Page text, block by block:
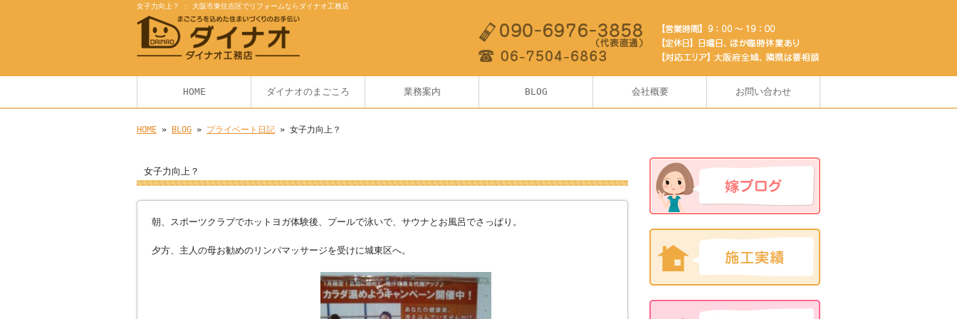
女子力向上？ : 大阪市東住吉区でリフォームならダイナオ工務店
HOME ダイナオのまごころ 業務案内 BLOG 会社概要 お問い合わせ
HOME » BLOG » プライベート日記 » 女子力向上？
女子力向上？
朝、スポーツクラブでホットヨガ体験後、プールで泳いで、サウナとお風呂でさっぱり。
夕方、主人の母お勧めのリンパマッサージを受けに城東区へ。